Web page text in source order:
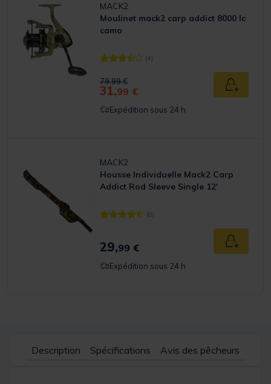
MACK2
Moulinet mack2 carp addict 8000 lc
camo
[object Object] out of 5 Customer Rating
(4)
Price reduced from
79,99 €to
31,99 € Ajouter
Expédition sous 24 h
MACK2
Housse Individuelle Mack2 Carp
Addict Rod Sleeve Single 12'
[object Object] out of 5 Customer Rating
(8)
29,99 € Ajouter
Expédition sous 24 h
Description Spécifications Avis des pêcheurs